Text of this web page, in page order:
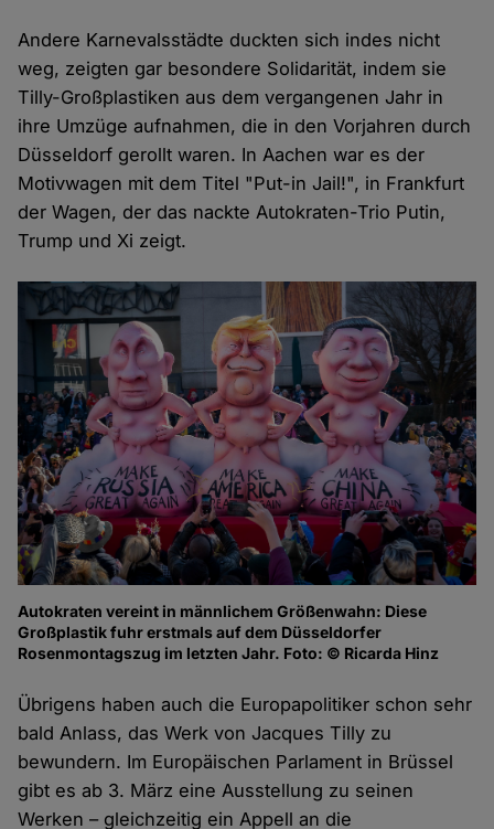
Andere Karnevalsstädte duckten sich indes nicht
weg, zeigten gar besondere Solidarität, indem sie
Tilly-Großplastiken aus dem vergangenen Jahr in
ihre Umzüge aufnahmen, die in den Vorjahren durch
Düsseldorf gerollt waren. In Aachen war es der
Motivwagen mit dem Titel "Put-in Jail!", in Frankfurt
der Wagen, der das nackte Autokraten-Trio Putin,
Trump und Xi zeigt.
Autokraten vereint in männlichem Größenwahn: Diese
Großplastik fuhr erstmals auf dem Düsseldorfer
Rosenmontagszug im letzten Jahr. Foto: © Ricarda Hinz
Übrigens haben auch die Europapolitiker schon sehr
bald Anlass, das Werk von Jacques Tilly zu
bewundern. Im Europäischen Parlament in Brüssel
gibt es ab 3. März eine Ausstellung zu seinen
Werken – gleichzeitig ein Appell an die